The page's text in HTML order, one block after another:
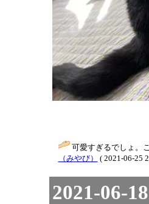
可愛すぎるでしょ。
（みやび）
( 2021-06-25
2021-06-